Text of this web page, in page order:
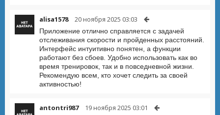
alisa1578 20 ноября 2025 03:03
Приложение отлично справляется с задачей
отслеживания скорости и пройденных расстояний.
Интерфейс интуитивно понятен, а функции
работают без сбоев. Удобно использовать как во
время тренировок, так и в повседневной жизни.
Рекомендую всем, кто хочет следить за своей
активностью!
antontri987 19 ноября 2025 03:01